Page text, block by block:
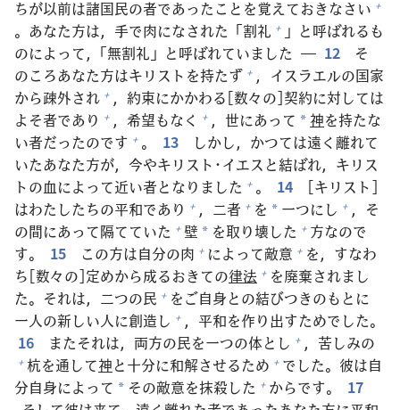
ちが以前は諸国民の者であったことを覚えておきなさい +
。あなた方は， 手で肉になされた「割礼 + 」と呼ばれるも
のによって，「無割礼 」と呼ばれていました ― 12
そ
のころあなた方はキリストを持たず + ，イスラエルの国家
から疎外され + ， 約束にかかわる[数々の]契約に対しては
よそ者であり + ， 希望もなく + ， 世にあって * 神を持たな
い者だったのです + 。 13 しかし，かつては遠く離れて
いたあなた方が， 今やキリスト･イエスと結ばれ，キリス
トの血によって近い者となりました + 。 14
[キリスト]
はわたしたちの平和であり + ， 二者 + を * 一つにし + ，そ
の間にあって隔てていた + 壁 * を取り壊した + 方なので
す。
15 この方は自分の肉 + によって敵意 + を，すなわ
ち[数々の]定めから成るおきての律法 + を廃棄されまし
た。それは， 二つの民 + をご自身との結びつきのもとに
一人の新しい人に創造し + ， 平和を作り出すためでした。
16
またそれは， 両方の民を一つの体とし + ， 苦しみの
+ 杭を通して神と十分に和解させるため + でした。 彼は自
分自身によって * その敵意を抹殺した + からです。
17